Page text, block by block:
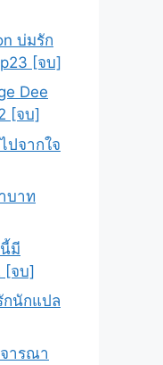
บ่มรัก
[จบ]
Dee
[จบ]
ปจากใจ
บาท
มี
[จบ]
กนักแปล
ารณา